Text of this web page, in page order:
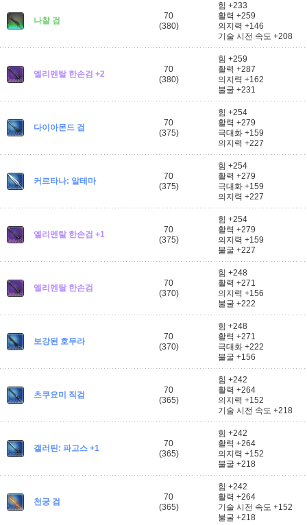
나찰 검
70
(380)
힘 +233
활력 +259
의지력 +146
기술 시전 속도 +208
엘리멘탈 한손검 +2
70
(380)
힘 +259
활력 +287
의지력 +162
불굴 +231
다이아몬드 검
70
(375)
힘 +254
활력 +279
극대화 +159
의지력 +227
커르타나: 알테마
70
(375)
힘 +254
활력 +279
극대화 +159
의지력 +227
엘리멘탈 한손검 +1
70
(375)
힘 +254
활력 +279
의지력 +159
불굴 +227
엘리멘탈 한손검
70
(370)
힘 +248
활력 +271
의지력 +156
불굴 +222
보강된 호무라
70
(370)
힘 +248
활력 +271
극대화 +222
불굴 +156
츠쿠요미 직검
70
(365)
힘 +242
활력 +264
의지력 +152
기술 시전 속도 +218
갤러틴: 파고스 +1
70
(365)
힘 +242
활력 +264
의지력 +152
불굴 +218
천궁 검
70
(365)
힘 +242
활력 +264
기술 시전 속도 +152
불굴 +218